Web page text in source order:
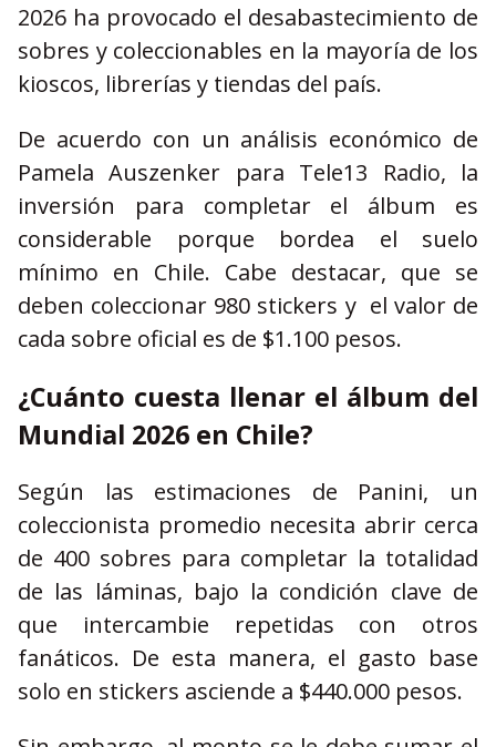
2026 ha provocado el desabastecimiento de
sobres y coleccionables en la mayoría de los
kioscos, librerías y tiendas del país.
De acuerdo con un análisis económico de
Pamela Auszenker para Tele13 Radio, la
inversión para completar el álbum es
considerable porque bordea el suelo
mínimo en Chile. Cabe destacar, que se
deben coleccionar 980 stickers y el valor de
cada sobre oficial es de $1.100 pesos.
¿Cuánto cuesta llenar el álbum del
Mundial 2026 en Chile?
Según las estimaciones de Panini, un
coleccionista promedio necesita abrir cerca
de 400 sobres para completar la totalidad
de las láminas, bajo la condición clave de
que intercambie repetidas con otros
fanáticos. De esta manera, el gasto base
solo en stickers asciende a $440.000 pesos.